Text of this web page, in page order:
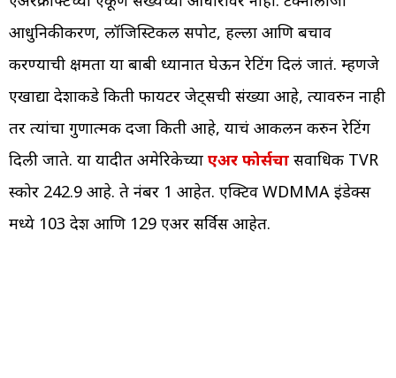
आधुनिकीकरण, लॉजिस्टिकल सपोर्ट, हल्ला आणि बचाव
करण्याची क्षमता या बाबी ध्यानात घेऊन रेटिंग दिलं जातं. म्हणजे
एखाद्या देशाकडे किती फायटर जेट्सची संख्या आहे, त्यावरुन नाही
तर त्यांचा गुणात्मक दर्जा किती आहे, याचं आकलन करुन रेटिंग
दिली जाते. या यादीत अमेरिकेच्या एअर फोर्सचा सर्वाधिक TVR
स्कोर 242.9 आहे. ते नंबर 1 आहेत. एक्टिव WDMMA इंडेक्स
मध्ये 103 देश आणि 129 एअर सर्विस आहेत.